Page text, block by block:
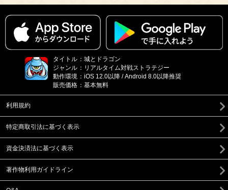
タイトル ： 城とドラゴン
ジャンル ： リアルタイム対戦ストラテジー
動作環境 ： iOS 12.0以降 / Android 8.0以降推奨
販売価格 ： 基本無料
利用規約
特定商取引法に基づく表示
資金決済法に基づく表示
著作物利用ガイドライン